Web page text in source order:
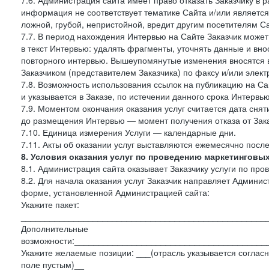
информация не соответствует тематике Сайта и/или
ложной, грубой, непристойной, вредит другим посетителям
7.7. В период нахождения Интервью на Сайте Заказчик
в текст Интервью: удалять фрагменты, уточнять данные и
повторного интервью. Вышеупомянутые изменения
Заказчиком (представителем Заказчика) по факсу и/или
7.8. Возможность использования ссылок на публикацию на
и указывается в Заказе, по истечении данного срока
7.9. Моментом окончания оказания услуг считается дата
до размещения Интервью — момент получения отказа от
7.10. Единица измерения Услуги — календарные дни.
7.11. Акты об оказании услуг выставляются ежемесячно
8. Условия оказания услуг по проведению
8.1. Администрация сайта оказывает Заказчику услуги по
8.2. Для начала оказания услуг Заказчик направляет
форме, установленной Администрацией сайта:
Укажите пакет:
Дополнительные
Укажите желаемые позиции: ___(отрасль указывается
поле пустым)__